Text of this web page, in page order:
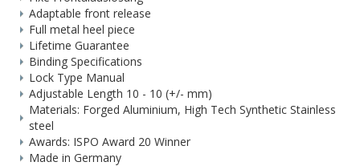
Adaptable front release
Full metal heel piece
Lifetime Guarantee
Binding Specifications
Lock Type Manual
Adjustable Length 10 - 10 (+/- mm)
Materials: Forged Aluminium, High Tech Synthetic Stainless
steel
Awards: ISPO Award 20 Winner
Made in Germany